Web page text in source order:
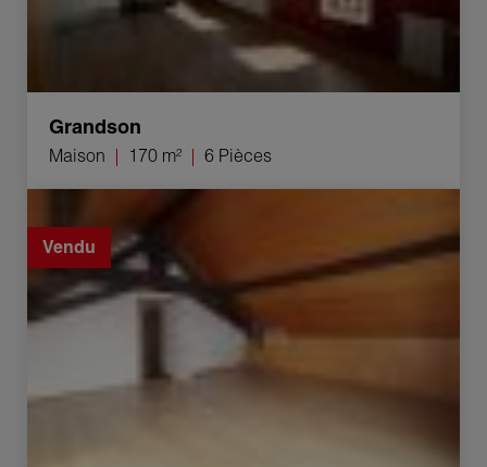
Grandson
Maison 170 m² 6 Pièces
Vendu